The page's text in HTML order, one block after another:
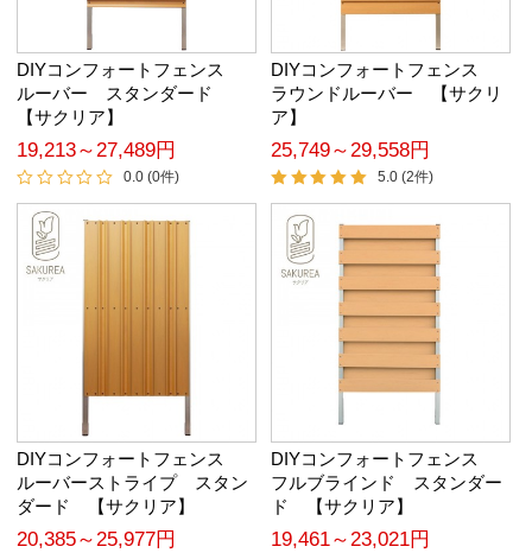
DIYコンフォートフェンス
ルーバー スタンダード
【サクリア】
19,213～27,489円
0.0 (0件)
DIYコンフォートフェンス
ラウンドルーバー 【サクリ
ア】
25,749～29,558円
5.0 (2件)
DIYコンフォートフェンス
ルーバーストライプ スタン
ダード 【サクリア】
20,385～25,977円
DIYコンフォートフェンス
フルブラインド スタンダー
ド 【サクリア】
19,461～23,021円